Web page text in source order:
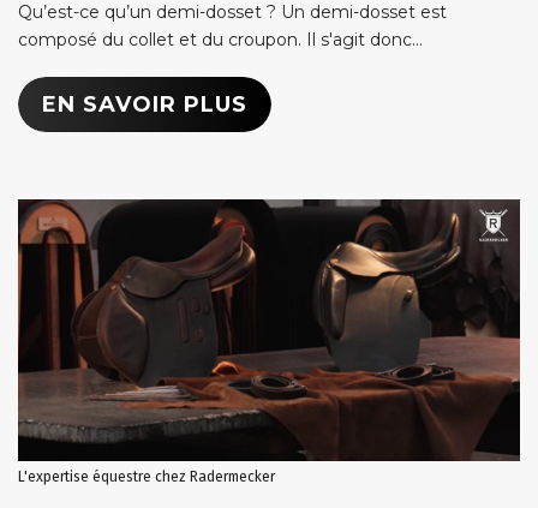
Qu’est-ce qu’un demi-dosset ? Un demi-dosset est
composé du collet et du croupon. Il s'agit donc...
EN SAVOIR PLUS
L'expertise équestre chez Radermecker